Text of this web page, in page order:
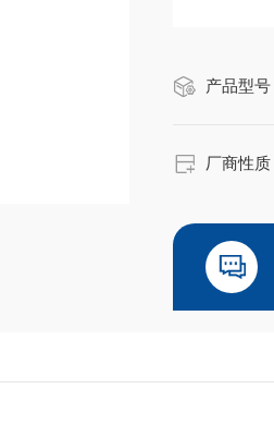
产品型号
厂商性